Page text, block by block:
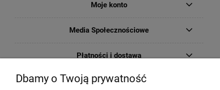
Moje konto
Media Społecznościowe
Płatności i dostawa
Informacje
Dbamy o Twoją prywatność